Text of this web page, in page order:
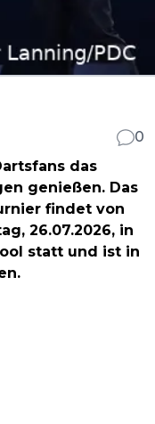
0
das
genießen. Das
findet von
26.07.2026, in
statt und ist in